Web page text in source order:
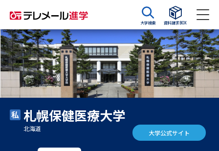
大学検索 資料請求BOX
資料請求 資料検索
大学・短大の資料種類から請求
大学パンフ 学部・学科パンフ
集要項＆願書
大学入学共通テスト利用選抜の
札幌保健医療大学
北海道 大学公式サイト